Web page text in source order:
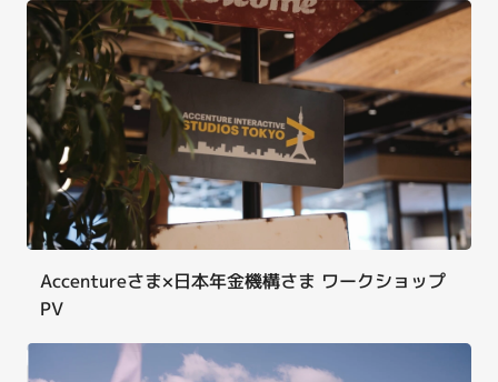
Accentureさま×日本年金機構さま ワークショップ
PV